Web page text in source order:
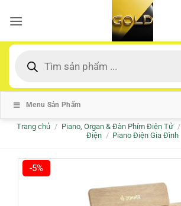
qua
dung
kiếm
Menu Sản Phẩm
Trang chủ / Piano, Organ & Đàn Phím Điện Tử /
Điện / Piano Điện Gia Đình
-5%